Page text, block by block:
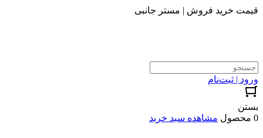
قیمت خرید فروش | مستر جانبی
ورود | ثبت‌نام
بستن
0 محصول
مشاهده سبد خرید